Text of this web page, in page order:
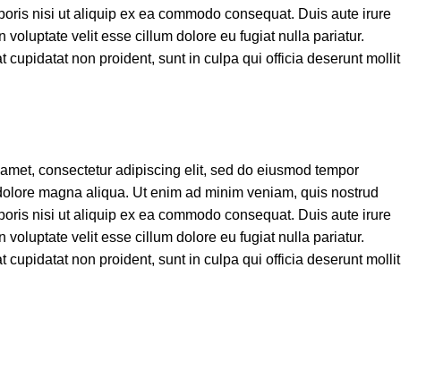
nisi ut aliquip ex ea commodo consequat. Duis aute irure
voluptate velit esse cillum dolore eu fugiat nulla pariatur.
cupidatat non proident, sunt in culpa qui officia deserunt mollit
consectetur adipiscing elit, sed do eiusmod tempor
magna aliqua. Ut enim ad minim veniam, quis nostrud
nisi ut aliquip ex ea commodo consequat. Duis aute irure
voluptate velit esse cillum dolore eu fugiat nulla pariatur.
cupidatat non proident, sunt in culpa qui officia deserunt mollit